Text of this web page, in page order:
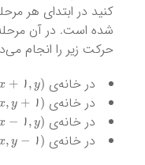
کنید در ابتدای هر
شده است. در آن
حرکت زیر را انجام
در خانه‌ی
۱
( ۱
در خانه‌ی
۱
(
, +
در خانه‌ی
۱
(
−۱,
در خانه‌ی
۱
(
,